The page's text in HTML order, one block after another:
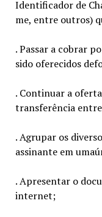
Identificador de
me, entre outros)
. Passar a cobrar
sido oferecidos
. Continuar a
transferência
. Agrupar os
assinante em
. Apresentar o
internet;